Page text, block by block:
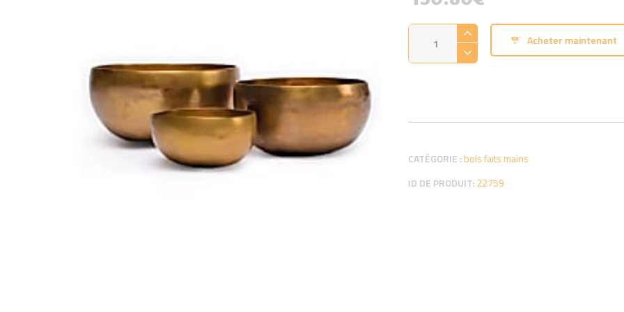
CONTACT
quantité
de
cm
Acheter maintenant
CATÉGORIE :bols faits mains
ID DE PRODUIT:22759